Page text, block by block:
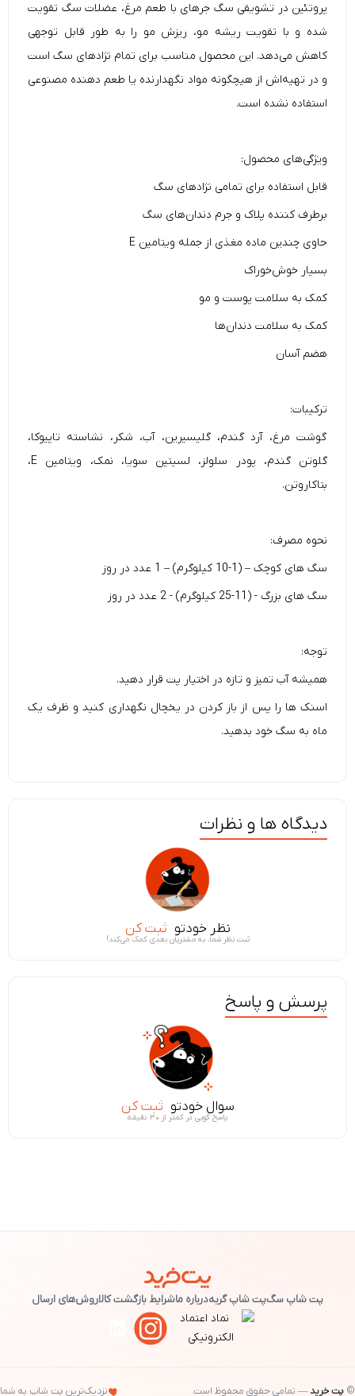
پروتئین در تشویقی سگ جرهای با طعم مرغ، عضلات سگ تقویت
شده و با تقویت ریشه مو، ریزش مو را به طور قابل توجهی
کاهش می‌دهد. این محصول مناسب برای تمام نژادهای سگ است
و در تهیه‌اش از هیچگونه مواد نگهدارنده یا طعم دهنده مصنوعی
استفاده نشده است.
ویژگی‌های محصول:
قابل استفاده برای تمامی نژادهای سگ
برطرف کننده پلاک و جرم دندان‌های سگ
حاوی چندین ماده مغذی از جمله ویتامین E
بسیار خوش‌خوراک
کمک به سلامت پوست و مو
کمک به سلامت دندان‌ها
هضم آسان
ترکیبات:
گوشت مرغ، آرد گندم، گلیسیرین، آب، شکر، نشاسته تاپیوکا،
گلوتن گندم، پودر سلولز، لسیتین سویا، نمک، ویتامین E،
بتاکاروتن.
نحوه مصرف:
سگ های کوچک – (1-10 کیلوگرم) – 1 عدد در روز
سگ های بزرگ - (11-25 کیلوگرم) - 2 عدد در روز
توجه:
همیشه آب تمیز و تازه در اختیار پت قرار دهید.
اسنک ها را پس از باز کردن در یخچال نگهداری کنید و ظرف یک
ماه به سگ خود بدهید.
دیدگاه ها و نظرات
نظر خودتو ثبت کن
ثبت نظر شما، به مشتریان بعدی کمک می‌کند!
پرسش و پاسخ
سوال خودتو ثبت کن
پاسخ گویی در کمتر از ۳۰ دقیقه
پت شاپ سگپت شاپ گربهدرباره ماشرایط بازگشت کالاروش‌های ارسال
© پت خرید— تمامی حقوق محفوظ است. نزدیک‌ترین پت شاپ به شما